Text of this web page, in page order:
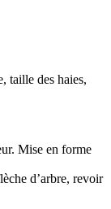
taille des haies,
Mise en forme
d’arbre, revoir